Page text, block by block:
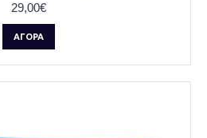
29,00€
ΑΓΟΡΆ